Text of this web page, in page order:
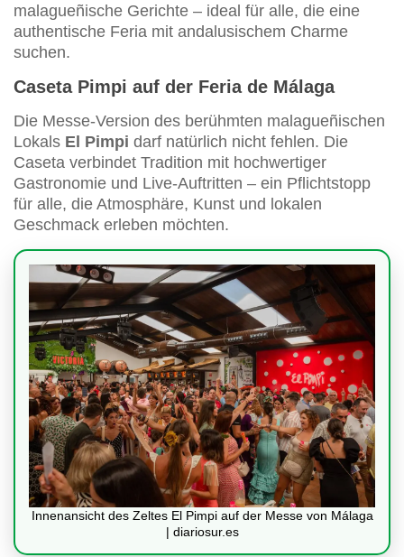
malagueñische Gerichte – ideal für alle, die eine
authentische Feria mit andalusischem Charme
suchen.
Caseta Pimpi auf der Feria de Málaga
Die Messe-Version des berühmten malagueñischen
Lokals El Pimpi darf natürlich nicht fehlen. Die
Caseta verbindet Tradition mit hochwertiger
Gastronomie und Live-Auftritten – ein Pflichtstopp
für alle, die Atmosphäre, Kunst und lokalen
Geschmack erleben möchten.
Innenansicht des Zeltes El Pimpi auf der Messe von Málaga
| diariosur.es